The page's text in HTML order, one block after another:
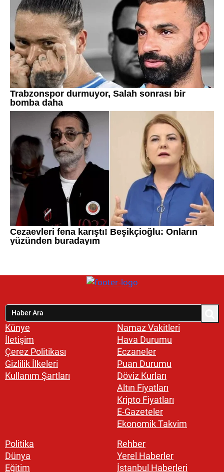
Künye
İletişim
Çerez Politikası
Gizlilik İlkeleri
Kullanım Şartları
Namaz Vakitleri
Hava Durumu
Eczaneler
Puan Durumu
Döviz Kurları
Altın Fiyatları
Kripto Fiyatları
E-Gazeteler
Ekonomik Takvim
Politika
Dünya
Eğitim
Rehber
Yerel Haberler
İstanbul Haberleri